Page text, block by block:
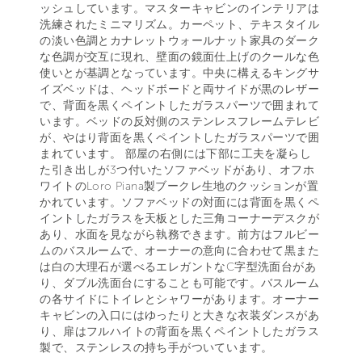
ッシュしています。マスターキャビンのインテリアは
洗練されたミニマリズム。カーペット、テキスタイル
の淡い色調とカナレットウォールナット家具のダーク
な色調が交互に現れ、壁面の鏡面仕上げのクールな色
使いとが基調となっています。中央に構えるキングサ
イズベッドは、ヘッドボードと両サイドが黒のレザー
で、背面を黒くペイントしたガラスパーツで囲まれて
います。ベッドの反対側のステンレスフレームテレビ
が、やはり背面を黒くペイントしたガラスパーツで囲
まれています。 部屋の右側には下部に工夫を凝らし
た引き出しが3つ付いたソファベッドがあり、オフホ
ワイトのLoro Piana製ブークレ生地のクッションが置
かれています。ソファベッドの対面には背面を黒くペ
イントしたガラスを天板とした三角コーナーデスクが
あり、水面を見ながら執務できます。前方はフルビー
ムのバスルームで、オーナーの意向に合わせて黒また
は白の大理石が選べるエレガントなC字型洗面台があ
り、ダブル洗面台にすることも可能です。バスルーム
の各サイドにトイレとシャワーがあります。オーナー
キャビンの入口にはゆったりと大きな衣装ダンスがあ
り、扉はフルハイトの背面を黒くペイントしたガラス
製で、ステンレスの持ち手がついています。